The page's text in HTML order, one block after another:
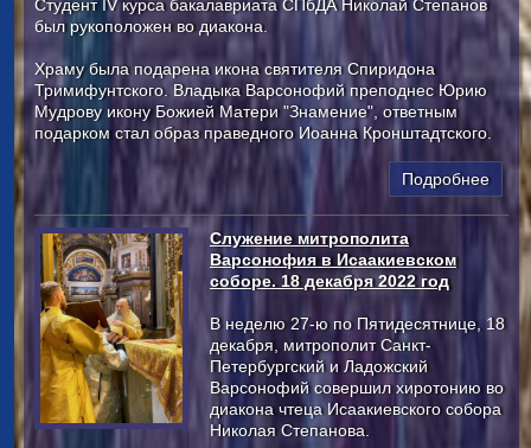
Студент IV курса бакалавриата СПбДА Николай Степанов
был рукоположен во диакона.
Храму была подарена икона святителя Спиридона
Тримифунтского. Владыка Варсонофий преподнес Юрию
Мудрову икону Божией Матери "Знамение", ответным
подарком стал образ праведного Иоанна Кронштадтского.
Подробнее
Служение митрополита
Варсонофия в Исаакиевском
соборе. 18 декабря 2022 год
В неделю 27-ю по Пятидесятнице, 18
декабря, митрополит Санкт-
Петербургский и Ладожский
Варсонофий совершил хиротонию во
диакона чтеца Исаакиевского собора
Николая Степанова.